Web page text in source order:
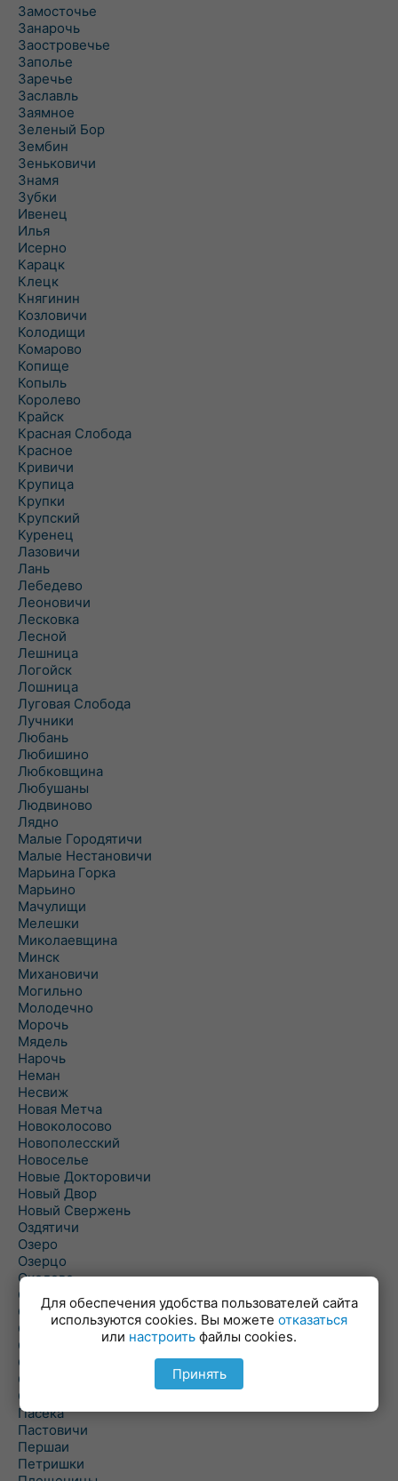
Замосточье
Занарочь
Заостровечье
Заполье
Заречье
Заславль
Заямное
Зеленый Бор
Зембин
Зеньковичи
Знамя
Зубки
Ивенец
Илья
Исерно
Карацк
Клецк
Княгинин
Козловичи
Колодищи
Комарово
Копище
Копыль
Королево
Крайск
Красная Слобода
Красное
Кривичи
Крупица
Крупки
Крупский
Куренец
Лазовичи
Лань
Лебедево
Леоновичи
Лесковка
Лесной
Лешница
Логойск
Лошница
Луговая Слобода
Лучники
Любань
Любишино
Любковщина
Любушаны
Людвиново
Лядно
Малые Городятичи
Малые Нестановичи
Марьина Горка
Марьино
Мачулищи
Мелешки
Миколаевщина
Минск
Михановичи
Могильно
Молодечно
Морочь
Мядель
Нарочь
Неман
Несвиж
Новая Метча
Новоколосово
Новополесский
Новоселье
Новые Докторовичи
Новый Двор
Новый Свержень
Оздятичи
Озеро
Озерцо
Околово
Октябрь
Октябрьский
Олехновичи
Омговичи
Оношки
Осовец
Острошицкий Городок
Пасека
Пастовичи
Першаи
Петришки
Для обеспечения удобства пользователей сайта
используются cookies. Вы можете отказаться
или настроить файлы cookies.
Принять